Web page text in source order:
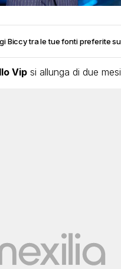
Biccy tra le tue fonti preferite
Vip si allunga di due